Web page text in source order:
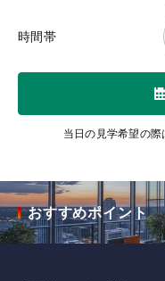
時間帯
当日の見学希望の際
おすすめポイント